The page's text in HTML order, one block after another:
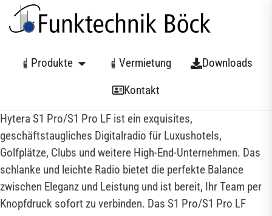
Produkte Vermietung
Downloads
Kontakt
Hytera S1 Pro/S1 Pro LF ist ein exquisites,
geschäftstaugliches Digitalradio für Luxushotels,
Golfplätze, Clubs und weitere High-End-Unternehmen. Das
schlanke und leichte Radio bietet die perfekte Balance
zwischen Eleganz und Leistung und ist bereit, Ihr Team per
Knopfdruck sofort zu verbinden. Das S1 Pro/S1 Pro LF